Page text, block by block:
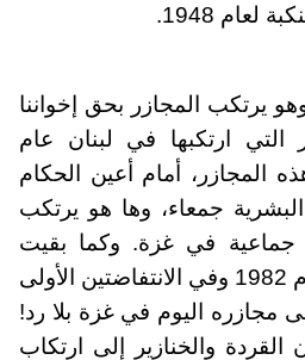
1948.
يرتكب المجازر بحق إخواننا
التي ارتكبها في لبنان عام
المجازر، أمام أعين الحكام
جمعاء، وها هو يرتكب
جماعية في غزة. وكما بقيت
المجازر التي ارتكبها عام 1982 وفي الانتفاضتين الأولى
مجازره اليوم في غزة بلا رد!
والخنازير إلى ارتكاب